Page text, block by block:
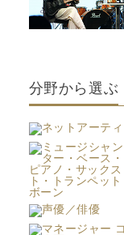
分野から選ぶ